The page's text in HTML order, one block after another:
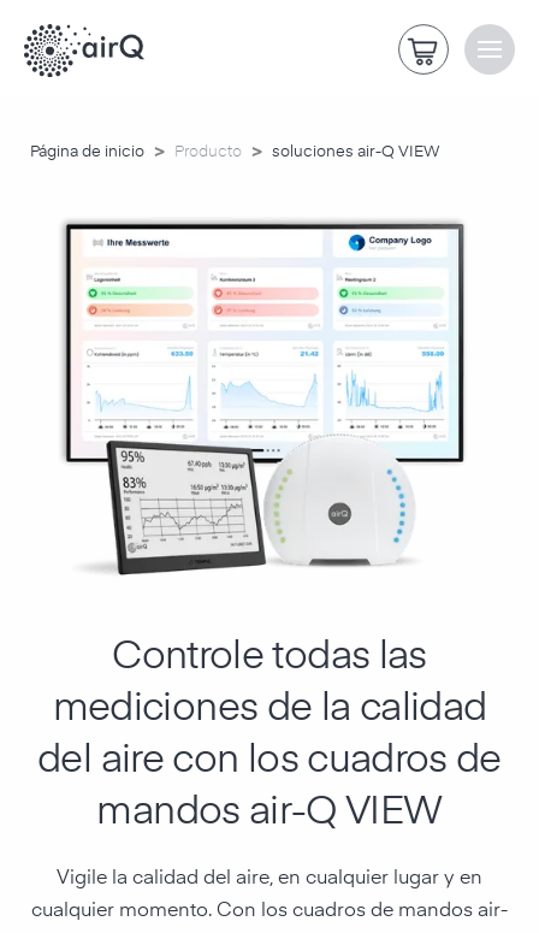
Página de inicio > Producto > soluciones air-Q VIEW
Controle todas las
mediciones de la calidad
del aire con los cuadros de
mandos air-Q VIEW
Vigile la calidad del aire, en cualquier lugar y en
cualquier momento. Con los cuadros de mandos air-